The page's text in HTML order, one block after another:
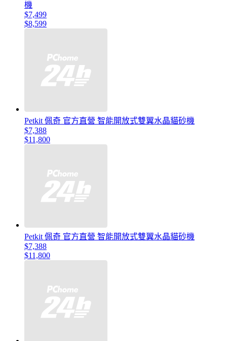
機
$7,499
$8,599
Petkit 佩奇 官方直營 智能開放式雙翼水晶貓砂機
$7,388
$11,800
Petkit 佩奇 官方直營 智能開放式雙翼水晶貓砂機
$7,388
$11,800